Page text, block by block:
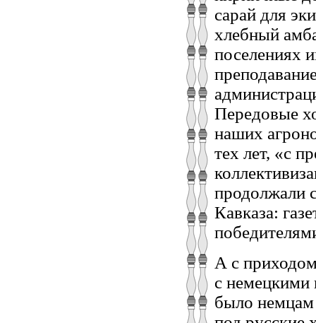
сарай для
хлебный
поселениях
Передовые
наших
тех лет, «с
продолжали
Кавказа:
А с
с немецкими
было немцам